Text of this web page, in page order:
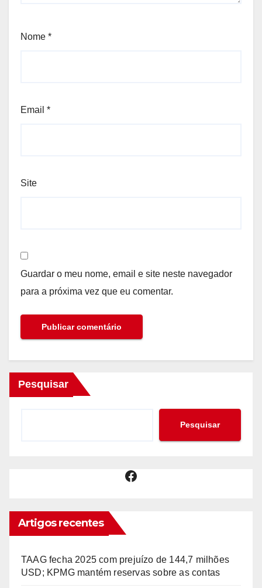
Nome *
Email *
Site
Guardar o meu nome, email e site neste navegador
para a próxima vez que eu comentar.
Pesquisar
Pesquisar
Facebook
Artigos recentes
TAAG fecha 2025 com prejuízo de 144,7 milhões
USD; KPMG mantém reservas sobre as contas